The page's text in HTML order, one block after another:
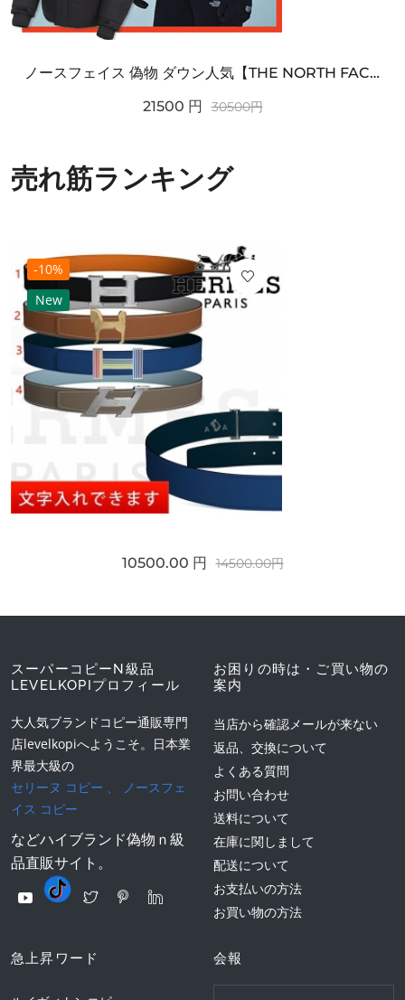
ノースフェイス 偽物 ダウン人気【THE NORTH FACE】M'S 7 SUMMIT HIM...
21500 円 30500円
売れ筋ランキング
-10%
New
10500.00 円 14500.00円
スーパーコピーN級品
LEVELKOPIプロフィール
大人気ブランドコピー通販専門
店levelkopiへようこそ。日本業
界最大級の
セリーヌ コピー 、
ノースフェ
イス コピー
などハイブランド偽物ｎ級
品直販サイト。
お困りの時は・ご買い物の
案内
当店から確認メールが来ない
返品、交換について
よくある質問
お問い合わせ
送料について
在庫に関しまして
配送について
お支払いの方法
お買い物の方法
急上昇ワード 会報